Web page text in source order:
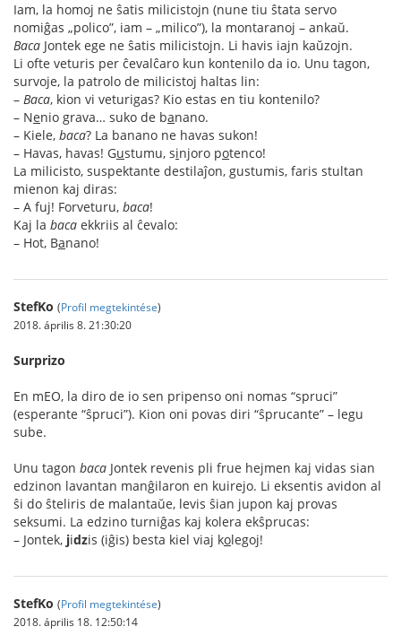
Iam, la homoj ne ŝatis milicistojn (nune tiu ŝtata servo
nomiĝas „polico”, iam – „milico”), la montaranoj – ankaŭ.
Baca Jontek ege ne ŝatis milicistojn. Li havis iajn kaŭzojn.
Li ofte veturis per ĉevalĉaro kun kontenilo da io. Unu tagon,
survoje, la patrolo de milicistoj haltas lin:
– Baca, kion vi veturigas? Kio estas en tiu kontenilo?
– Nenio grava… suko de banano.
– Kiele, baca? La banano ne havas sukon!
– Havas, havas! Gustumu, sinjoro potenco!
La milicisto, suspektante destilaĵon, gustumis, faris stultan
mienon kaj diras:
– A fuj! Forveturu, baca!
Kaj la baca ekkriis al ĉevalo:
– Hot, Banano!
StefKo (Profil megtekintése)
2018. április 8. 21:30:20
Surprizo
En mEO, la diro de io sen pripenso oni nomas “spruci”
(esperante “ŝpruci”). Kion oni povas diri “ŝprucante” – legu
sube.
Unu tagon baca Jontek revenis pli frue hejmen kaj vidas sian
edzinon lavantan manĝilaron en kuirejo. Li eksentis avidon al
ŝi do ŝteliris de malantaŭe, levis ŝian jupon kaj provas
seksumi. La edzino turniĝas kaj kolera ekŝprucas:
– Jontek, jidzis (iĝis) besta kiel viaj kolegoj!
StefKo (Profil megtekintése)
2018. április 18. 12:50:14